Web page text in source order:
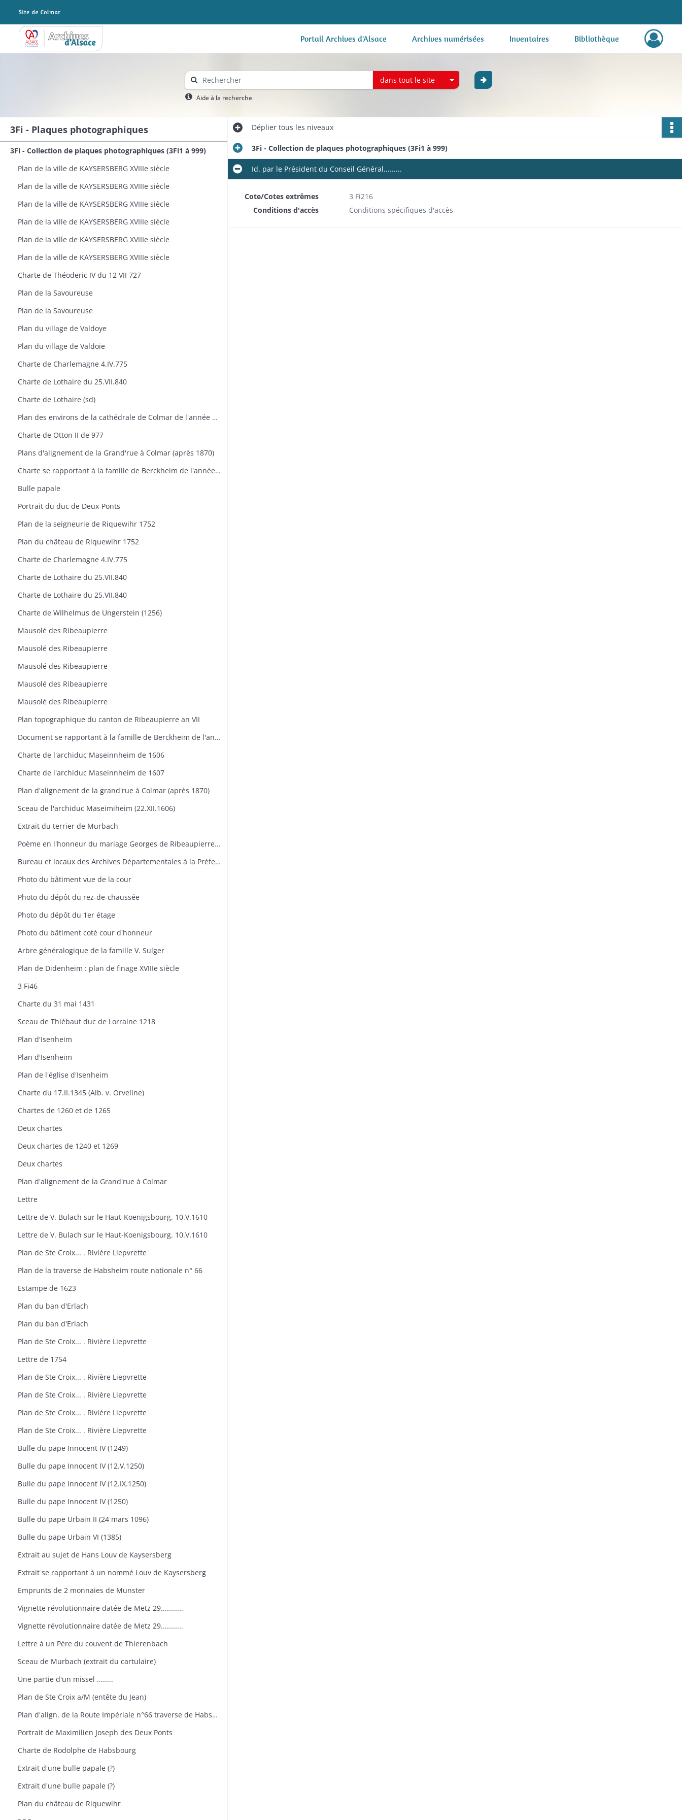
Archives Alsace - Colmar Portail Archives d'Alsace Archives numérisées Inventaires Bibliothèque
dans tout le site
Aide à la recherche
3Fi - Plaques photographiques
3Fi - Collection de plaques photographiques (3Fi1 à 999)
Plan de la ville de KAYSERSBERG XVIIIe siècle
Plan de la ville de KAYSERSBERG XVIIIe siècle
Plan de la ville de KAYSERSBERG XVIIIe siècle
Plan de la ville de KAYSERSBERG XVIIIe siècle
Plan de la ville de KAYSERSBERG XVIIIe siècle
Plan de la ville de KAYSERSBERG XVIIIe siècle
Charte de Théoderic IV du 12 VII 727
Plan de la Savoureuse
Plan de la Savoureuse
Plan du village de Valdoye
Plan du village de Valdoie
Charte de Charlemagne 4.IV.775
Charte de Lothaire du 25.VII.840
Charte de Lothaire (sd)
Plan des environs de la cathédrale de Colmar de l'année 1785
Charte de Otton II de 977
Plans d'alignement de la Grand'rue à Colmar (après 1870)
Charte se rapportant à la famille de Berckheim de l'année 1488
Bulle papale
Portrait du duc de Deux-Ponts
Plan de la seigneurie de Riquewihr 1752
Plan du château de Riquewihr 1752
Charte de Charlemagne 4.IV.775
Charte de Lothaire du 25.VII.840
Charte de Lothaire du 25.VII.840
Charte de Wilhelmus de Ungerstein (1256)
Mausolé des Ribeaupierre
Mausolé des Ribeaupierre
Mausolé des Ribeaupierre
Mausolé des Ribeaupierre
Mausolé des Ribeaupierre
Plan topographique du canton de Ribeaupierre an VII
Document se rapportant à la famille de Berckheim de l'année 1517
Charte de l'archiduc Maseinnheim de 1606
Charte de l'archiduc Maseinnheim de 1607
Plan d'alignement de la grand'rue à Colmar (après 1870)
Sceau de l'archiduc Maseimiheim (22.XII.1606)
Extrait du terrier de Murbach
Poème en l'honneur du mariage Georges de Ribeaupierre et d'Agathe de Hanau 1623
Bureau et locaux des Archives Départementales à la Préfecture de Colmar
Photo du bâtiment vue de la cour
Photo du dépôt du rez-de-chaussée
Photo du dépôt du 1er étage
Photo du bâtiment coté cour d'honneur
Arbre généralogique de la famille V. Sulger
Plan de Didenheim : plan de finage XVIIIe siècle
3 Fi46
Charte du 31 mai 1431
Sceau de Thiébaut duc de Lorraine 1218
Plan d'Isenheim
Plan d'Isenheim
Plan de l'église d'Isenheim
Charte du 17.II.1345 (Alb. v. Orveline)
Chartes de 1260 et de 1265
Deux chartes
Deux chartes de 1240 et 1269
Deux chartes
Plan d'alignement de la Grand'rue à Colmar
Lettre
Lettre de V. Bulach sur le Haut-Koenigsbourg. 10.V.1610
Lettre de V. Bulach sur le Haut-Koenigsbourg. 10.V.1610
Plan de Ste Croix... . Rivière Liepvrette
Plan de la traverse de Habsheim route nationale n° 66
Estampe de 1623
Plan du ban d'Erlach
Plan du ban d'Erlach
Plan de Ste Croix... . Rivière Liepvrette
Lettre de 1754
Plan de Ste Croix... . Rivière Liepvrette
Plan de Ste Croix... . Rivière Liepvrette
Plan de Ste Croix... . Rivière Liepvrette
Plan de Ste Croix... . Rivière Liepvrette
Bulle du pape Innocent IV (1249)
Bulle du pape Innocent IV (12.V.1250)
Bulle du pape Innocent IV (12.IX.1250)
Bulle du pape Innocent IV (1250)
Bulle du pape Urbain II (24 mars 1096)
Bulle du pape Urbain VI (1385)
Extrait au sujet de Hans Louv de Kaysersberg
Extrait se rapportant à un nommé Louv de Kaysersberg
Emprunts de 2 monnaies de Munster
Vignette révolutionnaire datée de Metz 29...........
Vignette révolutionnaire datée de Metz 29...........
Lettre à un Père du couvent de Thierenbach
Sceau de Murbach (extrait du cartulaire)
Une partie d'un missel ........
Plan de Ste Croix a/M (entête du Jean)
Plan d'align. de la Route Impériale n°66 traverse de Habsheim
Portrait de Maximilien Joseph des Deux Ponts
Charte de Rodolphe de Habsbourg
Extrait d'une bulle papale (?)
Extrait d'une bulle papale (?)
Plan du château de Riquewihr
Dépliertous les niveaux
3Fi - Collection de plaques photographiques (3Fi1 à 999)
Id. par le Président du Conseil Général.........
Cote/Cotes extrêmes
3 Fi216
Conditions d'accès
Conditions spécifiques d'accès